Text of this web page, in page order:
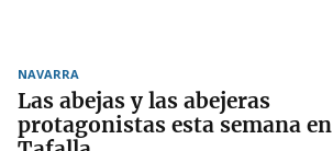
NAVARRA
Las abejas y las abejeras
protagonistas esta semana en